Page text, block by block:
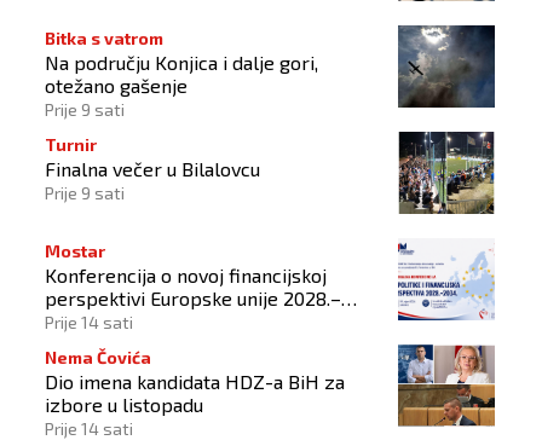
Bitka s vatrom
Na području Konjica i dalje gori,
otežano gašenje
Prije 9 sati
Turnir
Finalna večer u Bilalovcu
Prije 9 sati
Mostar
Konferencija o novoj financijskoj
perspektivi Europske unije 2028.–
2034.
Prije 14 sati
Nema Čovića
Dio imena kandidata HDZ-a BiH za
izbore u listopadu
Prije 14 sati